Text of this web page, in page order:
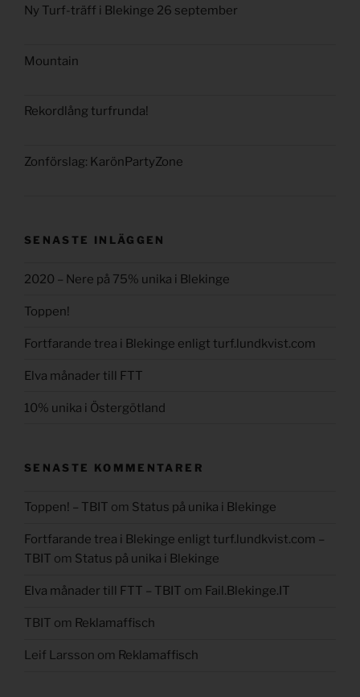
Ny Turf-träff i Blekinge 26 september
Mountain
Rekordlång turfrunda!
Zonförslag: KarönPartyZone
SENASTE INLÄGGEN
2020 – Nere på 75% unika i Blekinge
Toppen!
Fortfarande trea i Blekinge enligt turf.lundkvist.com
Elva månader till FTT
10% unika i Östergötland
SENASTE KOMMENTARER
Toppen! – TBIT om Status på unika i Blekinge
Fortfarande trea i Blekinge enligt turf.lundkvist.com –
TBIT om Status på unika i Blekinge
Elva månader till FTT – TBIT om Fail.Blekinge.IT
TBIT om Reklamaffisch
Leif Larsson om Reklamaffisch